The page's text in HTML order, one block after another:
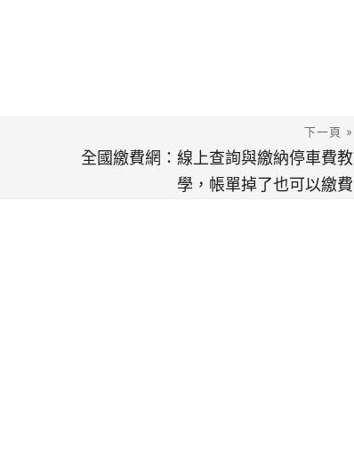
下一頁 »
全國繳費網：線上查詢與繳納停車費教
學，帳單掉了也可以繳費